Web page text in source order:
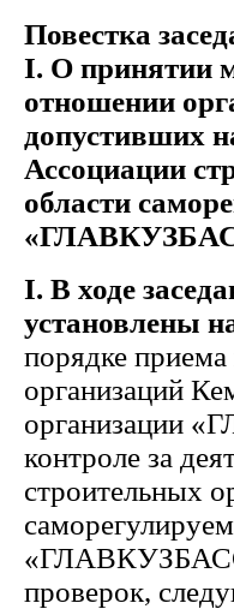
Повестка
I. О принятии
отношении
допустивших
Ассоциации
области
I. В ходе
установлены
порядке
организаций
организации
контроле за
строительных
проверок,